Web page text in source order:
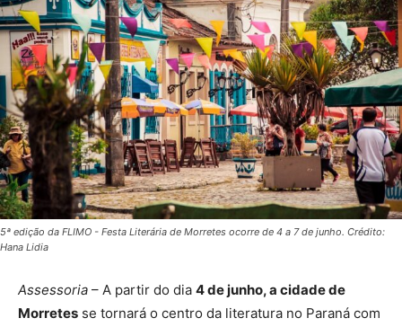
5ª edição da FLIMO - Festa Literária de Morretes ocorre de 4 a 7 de junho. Crédito:
Hana Lidia
Assessoria – A partir do dia 4 de junho, a cidade de
Morretes se tornará o centro da literatura no Paraná com